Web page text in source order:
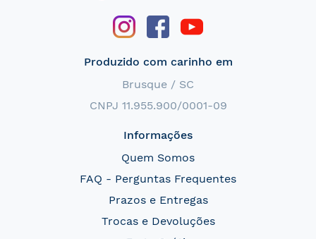
Produzido com carinho em
Brusque / SC
CNPJ 11.955.900/0001-09
Informações
Quem Somos
FAQ - Perguntas Frequentes
Prazos e Entregas
Trocas e Devoluções